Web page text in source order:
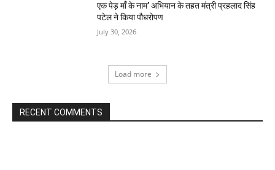
एक पेड़ माँ के नाम’ अभियान के तहत मंत्री प्रहलाद सिंह
पटेल ने किया पौधरोपण
July 30, 2026
Load more
RECENT COMMENTS